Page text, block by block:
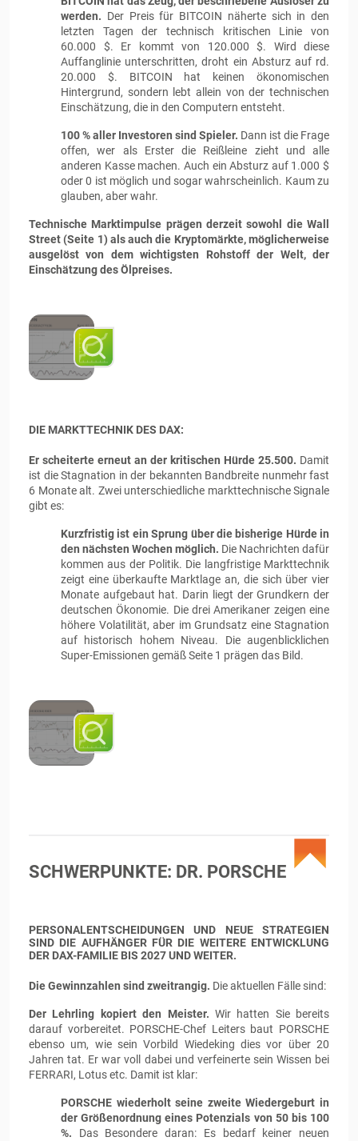
werden. Der Preis für BITCOIN näherte sich in den
letzten Tagen der technisch kritischen Linie von
60.000 $. Er kommt von 120.000 $. Wird diese
Auffanglinie unterschritten, droht ein Absturz auf rd.
20.000 $. BITCOIN hat keinen ökonomischen
Hintergrund, sondern lebt allein von der technischen
Einschätzung, die in den Computern entsteht.
100 % aller Investoren sind Spieler. Dann ist die Frage
offen, wer als Erster die Reißleine zieht und alle
anderen Kasse machen. Auch ein Absturz auf 1.000 $
oder 0 ist möglich und sogar wahrscheinlich. Kaum zu
glauben, aber wahr.
Technische Marktimpulse prägen derzeit sowohl die Wall
Street (Seite 1) als auch die Kryptomärkte, möglicherweise
ausgelöst von dem wichtigsten Rohstoff der Welt, der
Einschätzung des Ölpreises.
DIE MARKTTECHNIK DES DAX:
Er scheiterte erneut an der kritischen Hürde 25.500. Damit
ist die Stagnation in der bekannten Bandbreite nunmehr fast
6 Monate alt. Zwei unterschiedliche markttechnische Signale
gibt es:
Kurzfristig ist ein Sprung über die bisherige Hürde in
den nächsten Wochen möglich. Die Nachrichten dafür
kommen aus der Politik. Die langfristige Markttechnik
zeigt eine überkaufte Marktlage an, die sich über vier
Monate aufgebaut hat. Darin liegt der Grundkern der
deutschen Ökonomie. Die drei Amerikaner zeigen eine
höhere Volatilität, aber im Grundsatz eine Stagnation
auf historisch hohem Niveau. Die augenblicklichen
Super-Emissionen gemäß Seite 1 prägen das Bild.
SCHWERPUNKTE: DR. PORSCHE
PERSONALENTSCHEIDUNGEN UND NEUE STRATEGIEN
SIND DIE AUFHÄNGER FÜR DIE WEITERE ENTWICKLUNG
DER DAX-FAMILIE BIS 2027 UND WEITER.
Die Gewinnzahlen sind zweitrangig. Die aktuellen Fälle sind:
Der Lehrling kopiert den Meister. Wir hatten Sie bereits
darauf vorbereitet. PORSCHE-Chef Leiters baut PORSCHE
ebenso um, wie sein Vorbild Wiedeking dies vor über 20
Jahren tat. Er war voll dabei und verfeinerte sein Wissen bei
FERRARI, Lotus etc. Damit ist klar:
PORSCHE wiederholt seine zweite Wiedergeburt in
der Größenordnung eines Potenzials von 50 bis 100
%. Das Besondere daran: Es bedarf keiner neuen